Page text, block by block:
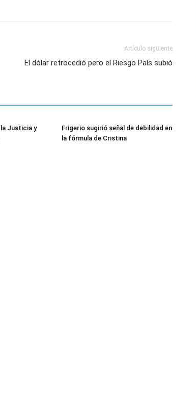
Artículo siguiente
El dólar retrocedió pero el Riesgo País subió
Justicia y
Frigerio sugirió señal de debilidad en
la fórmula de Cristina